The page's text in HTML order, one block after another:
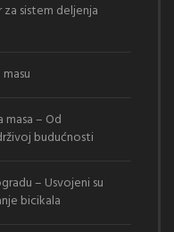
sistem deljenja
masa – Od
budućnosti
– Usvojeni su
bicikala